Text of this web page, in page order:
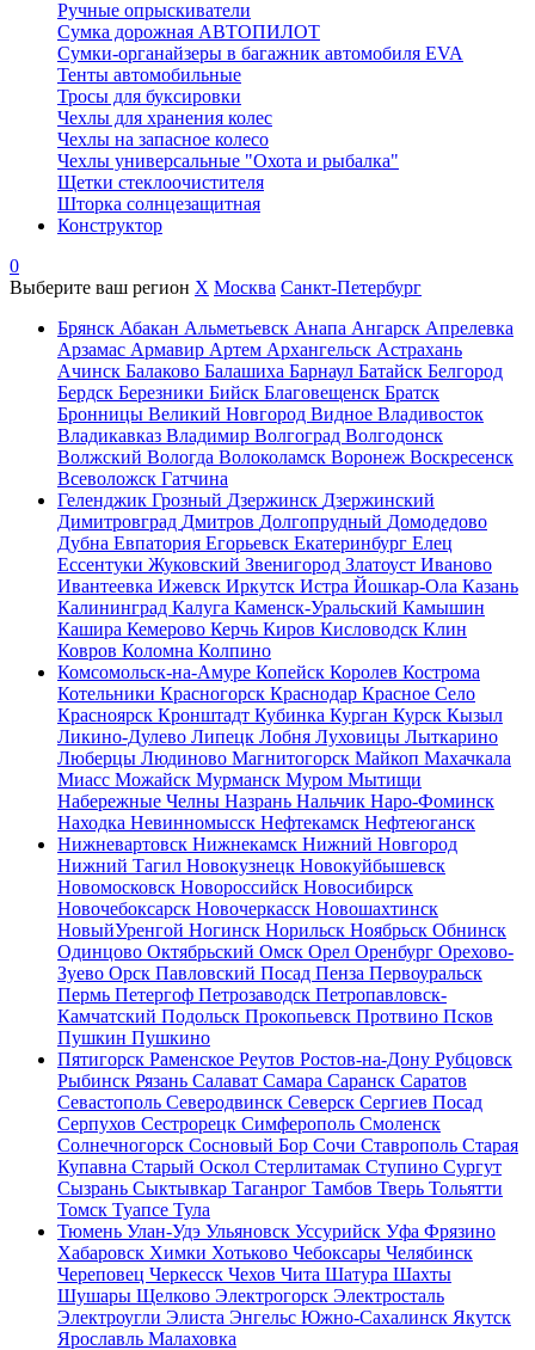
Ручные опрыскиватели
Сумка дорожная АВТОПИЛОТ
Сумки-органайзеры в багажник автомобиля EVA
Тенты автомобильные
Тросы для буксировки
Чехлы для хранения колес
Чехлы на запасное колесо
Чехлы универсальные "Охота и рыбалка"
Щетки стеклоочистителя
Шторка солнцезащитная
Конструктор
0
Выберите ваш регион X Москва Санкт-Петербург
Брянск Абакан Альметьевск Анапа Ангарск Апрелевка
Арзамас Армавир Артем Архангельск Астрахань
Ачинск Балаково Балашиха Барнаул Батайск Белгород
Бердск Березники Бийск Благовещенск Братск
Бронницы Великий Новгород Видное Владивосток
Владикавказ Владимир Волгоград Волгодонск
Волжский Вологда Волоколамск Воронеж Воскресенск
Всеволожск Гатчина
Геленджик Грозный Дзержинск Дзержинский
Димитровград Дмитров Долгопрудный Домодедово
Дубна Евпатория Егорьевск Екатеринбург Елец
Ессентуки Жуковский Звенигород Златоуст Иваново
Ивантеевка Ижевск Иркутск Истра Йошкар-Ола Казань
Калининград Калуга Каменск-Уральский Камышин
Кашира Кемерово Керчь Киров Кисловодск Клин
Ковров Коломна Колпино
Комсомольск-на-Амуре Копейск Королев Кострома
Котельники Красногорск Краснодар Красное Село
Красноярск Кронштадт Кубинка Курган Курск Кызыл
Ликино-Дулево Липецк Лобня Луховицы Лыткарино
Люберцы Людиново Магнитогорск Майкоп Махачкала
Миасс Можайск Мурманск Муром Мытищи
Набережные Челны Назрань Нальчик Наро-Фоминск
Находка Невинномысск Нефтекамск Нефтеюганск
Нижневартовск Нижнекамск Нижний Новгород
Нижний Тагил Новокузнецк Новокуйбышевск
Новомосковск Новороссийск Новосибирск
Новочебоксарск Новочеркасск Новошахтинск
НовыйУренгой Ногинск Норильск Ноябрьск Обнинск
Одинцово Октябрьский Омск Орел Оренбург Орехово-
Зуево Орск Павловский Посад Пенза Первоуральск
Пермь Петергоф Петрозаводск Петропавловск-
Камчатский Подольск Прокопьевск Протвино Псков
Пушкин Пушкино
Пятигорск Раменское Реутов Ростов-на-Дону Рубцовск
Рыбинск Рязань Салават Самара Саранск Саратов
Севастополь Северодвинск Северск Сергиев Посад
Серпухов Сестрорецк Симферополь Смоленск
Солнечногорск Сосновый Бор Сочи Ставрополь Старая
Купавна Старый Оскол Стерлитамак Ступино Сургут
Сызрань Сыктывкар Таганрог Тамбов Тверь Тольятти
Томск Туапсе Тула
Тюмень Улан-Удэ Ульяновск Уссурийск Уфа Фрязино
Хабаровск Химки Хотьково Чебоксары Челябинск
Череповец Черкесск Чехов Чита Шатура Шахты
Шушары Щелково Электрогорск Электросталь
Электроугли Элиста Энгельс Южно-Сахалинск Якутск
Ярославль Малаховка